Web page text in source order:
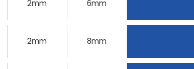
2mm 6mm
2mm 8mm